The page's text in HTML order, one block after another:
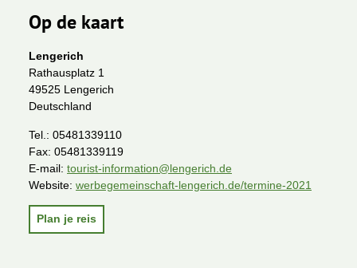
Op de kaart
Lengerich
Rathausplatz 1
49525 Lengerich
Deutschland
Tel.: 05481339110
Fax: 05481339119
E-mail: tourist-information@lengerich.de
Website: werbegemeinschaft-lengerich.de/termine-2021
Plan je reis